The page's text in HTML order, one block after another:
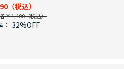
￥4,400
32%OFF